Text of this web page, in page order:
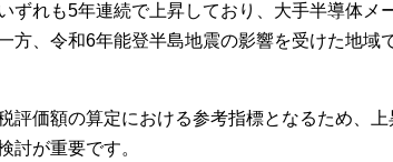
ずれも5年連続で上昇しており、大手半導体メ
方、令和6年能登半島地震の影響を受けた地域
評価額の算定における参考指標となるため、
討が重要です。